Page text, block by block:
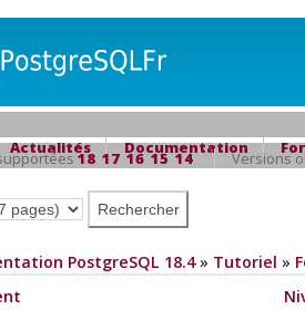
Actualités Documentation
18 17 16 15 14 Versions
PostgreSQL 18.4» Tutoriel »